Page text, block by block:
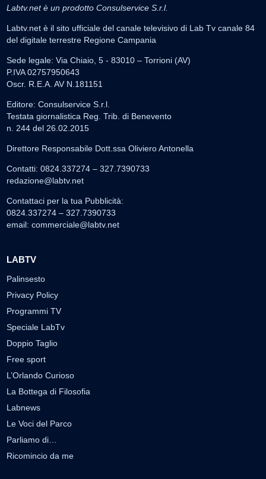
Labtv.net è un prodotto Consulservice S.r.l.
Labtv.net è il sito ufficiale del canale televisivo di Lab Tv canale 84
del digitale terrestre Regione Campania
Sede legale: Via Chiaio, 5 - 83010 – Torrioni (AV)
P.IVA 02757950643
Oscr. R.E.A. AV N.181151
Editore: Consulservice S.r.l.
Testata giornalistica Reg. Trib. di Benevento
n. 244 del 26.02.2015
Direttore Responsabile Dott.ssa Oliviero Antonella
Contatti: 0824.337274 – 327.7390733
redazione@labtv.net
Contattaci per la tua Pubblicità:
0824.337274 – 327.7390733
email: commerciale@labtv.net
LABTV
Palinsesto
Privacy Policy
Programmi TV
Speciale LabTv
Doppio Taglio
Free sport
L’Orlando Curioso
La Bottega di Filosofia
Labnews
Le Voci del Parco
Parliamo di…
Ricomincio da me